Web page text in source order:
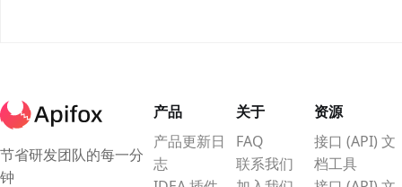
节省研发团队的每一分
钟
产品
产品更新日
志
关于
FAQ
联系我们
资源
接口 (API) 文
档工具